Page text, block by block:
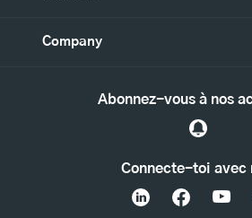
Company
Connecte-toi avec
Abonnez-vous à nos